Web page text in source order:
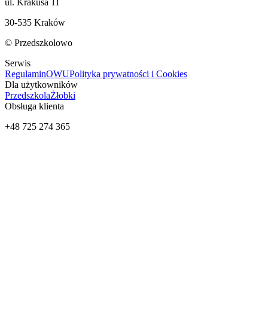
ul. Krakusa 11
30-535 Kraków
© Przedszkolowo
Serwis
RegulaminOWUPolityka prywatności i Cookies
Dla użytkowników
PrzedszkolaŻłobki
Obsługa klienta
+48 725 274 365